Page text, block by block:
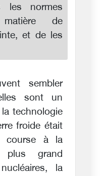
les normes
de
et de les
sembler
sont un
technologie
froide était
course à la
plus grand
la